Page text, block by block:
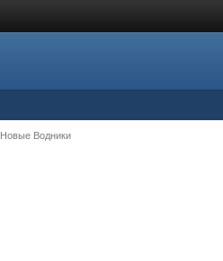
Новые Водники